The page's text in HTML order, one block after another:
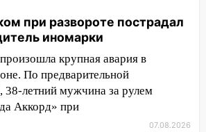
районе пожар
дачный дом и
предложили отменить
ИИ будет выявлять
при развороте пострадал
иномарки
крупная авария в
По предварительной
летний мужчина за рулем
Аккорд» при
07.08.2026